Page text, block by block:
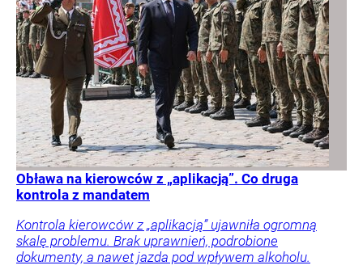
Obława na kierowców z „aplikacją”. Co druga
kontrola z mandatem
Kontrola kierowców z „aplikacją” ujawniła ogromną
skalę problemu. Brak uprawnień, podrobione
dokumenty, a nawet jazda pod wpływem alkoholu.